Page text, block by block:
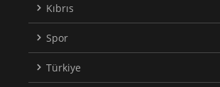
Kıbrıs
Spor
Türkiye